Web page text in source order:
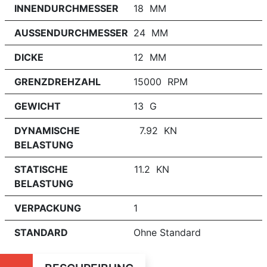
INNENDURCHMESSER 18 MM
AUSSENDURCHMESSER 24 MM
DICKE 12 MM
GRENZDREHZAHL 15000 RPM
GEWICHT 13 G
DYNAMISCHE
BELASTUNG
7.92 KN
STATISCHE
BELASTUNG
11.2 KN
VERPACKUNG 1
STANDARD Ohne Standard